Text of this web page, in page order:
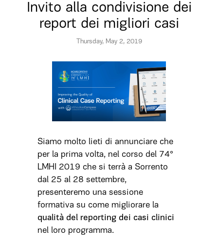
Invito alla condivisione dei
report dei migliori casi
Thursday, May 2, 2019
Siamo molto lieti di annunciare che
per la prima volta, nel corso del 74°
LMHI 2019 che si terrà a Sorrento
dal 25 al 28 settembre,
presenteremo una sessione
formativa su come migliorare la
qualità del reporting dei casi clinici
nel loro programma.